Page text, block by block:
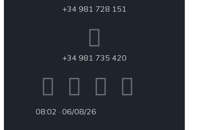
+34 981 728 151
+34 981 735 420
08:02 · 06/08/26